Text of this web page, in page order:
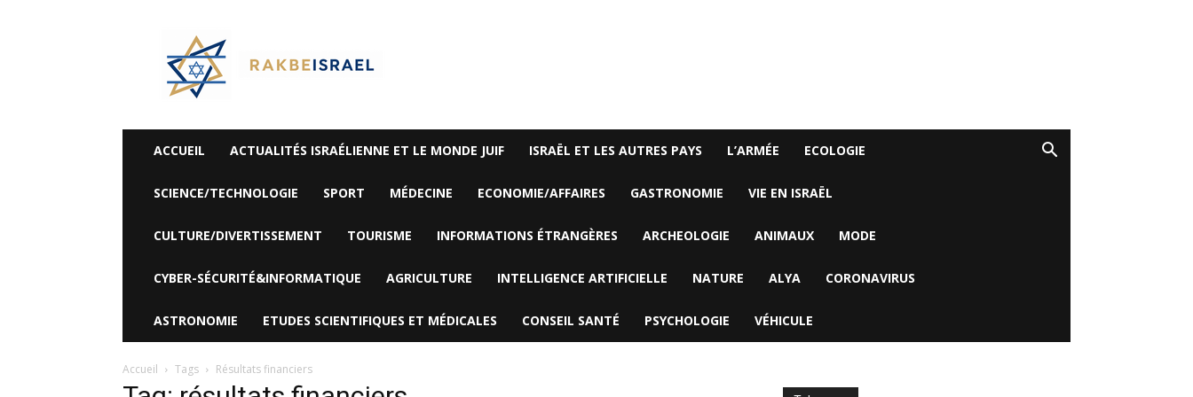
Rak
Be
Israel-
Alyaexpress-
News
ACCUEIL ACTUALITÉS ISRAÉLIENNE ET LE MONDE JUIF ISRAËL ET LES AUTRES PAYS L’ARMÉE ECOLOGIE
SCIENCE/TECHNOLOGIE SPORT MÉDECINE ECONOMIE/AFFAIRES GASTRONOMIE VIE EN ISRAËL
CULTURE/DIVERTISSEMENT TOURISME INFORMATIONS ÉTRANGÈRES ARCHEOLOGIE ANIMAUX MODE
CYBER-SÉCURITÉ&INFORMATIQUE AGRICULTURE INTELLIGENCE ARTIFICIELLE NATURE ALYA CORONAVIRUS
ASTRONOMIE ETUDES SCIENTIFIQUES ET MÉDICALES CONSEIL SANTÉ PSYCHOLOGIE VÉHICULE
Accueil Tags Résultats financiers